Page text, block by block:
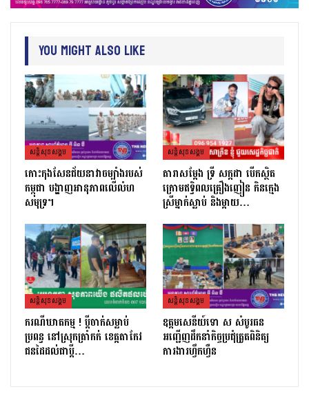
You Might Also Like
សន្តិសុខសង្គម
កោះកុងសែនជ័យនាវាចម្បាំងរបស់
កម្ពុជា បង្ហាញអានុភាពលើលំហ
សមុទ្រ។
សន្តិសុខសង្គម
តារាសម្ដែង ទ្រី សក្កដា បើកស្ថិត
ក្រោមឥទ្ធិពលគ្រឿងញៀន កិនក្មេង
ស្រីម្នាក់ស្លាប់ និងម្ដាយ…
សន្តិសុខសង្គម
ករណីឃាតកម្ម ! ប្ដីចាក់សម្លាប់
ប្រពន្ធ នៅស្រុកត្រាំកក់ ខេត្តតាកែវ
ជនដៃដល់ជាប្ដី…
សន្តិសុខសង្គម
ឧត្តមសេនីយ៍ទោ ស សំបូរធន
អញ្ជើញដឹកនាំកិច្ចប្រជុំត្រួតពិនិត្យ​
ការងារហ្វឹកហ្វឺន